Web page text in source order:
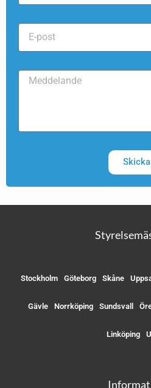
Skicka
Stockholm Göteborg Skåne
Gävle Norrköping Sundsvall
Linköping